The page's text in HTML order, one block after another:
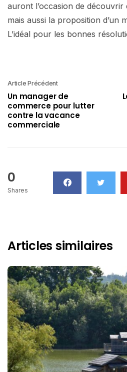
auront l’occasion de découvrir
mais aussi la proposition d’un
L’idéal pour les bonnes
Article Précédent
Un manager de
commerce pour lutter
contre la vacance
commerciale
0
Shares
Articles similaires